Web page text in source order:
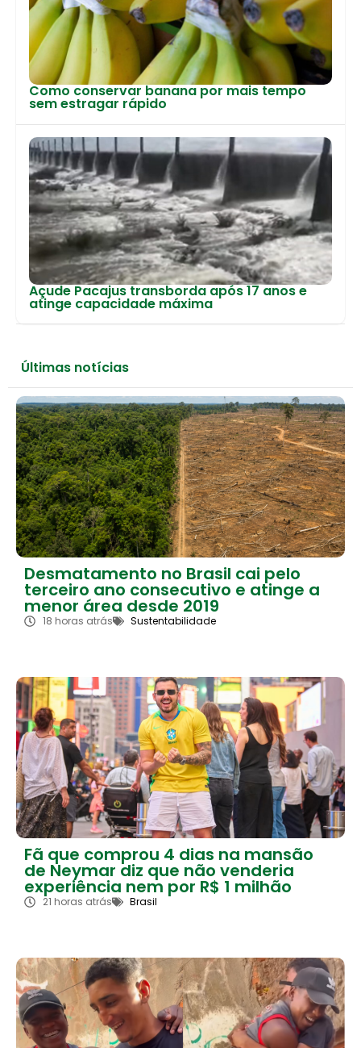
Como conservar banana por mais tempo
sem estragar rápido
Açude Pacajus transborda após 17 anos e
atinge capacidade máxima
Últimas notícias
Desmatamento no Brasil cai pelo
terceiro ano consecutivo e atinge a
menor área desde 2019
18 horas atrás Sustentabilidade
Fã que comprou 4 dias na mansão
de Neymar diz que não venderia
experiência nem por R$ 1 milhão
21 horas atrás Brasil